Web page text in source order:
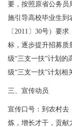
要，按照原省公务员
施引导高校毕业生到
〔2011〕30号）要
标，逐步提升招募质
级“三支一扶”计划的
级“三支一扶”计划相
三、宣传动员
宣传口号：到农村去
炼，增长才干，贡献